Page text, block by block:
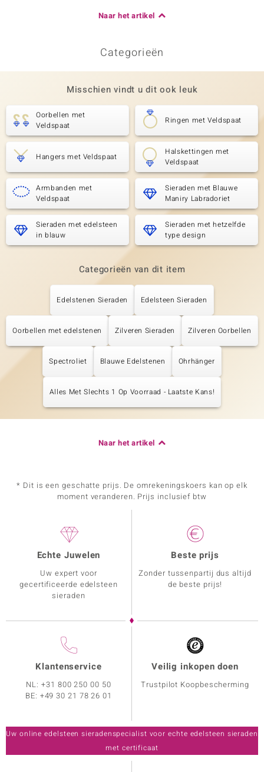
Naar het artikel
Categorieën
Misschien vindt u dit ook leuk
Oorbellen met
Veldspaat
Ringen met Veldspaat
Hangers met Veldspaat
Halskettingen met
Veldspaat
Armbanden met
Veldspaat
Sieraden met Blauwe
Maniry Labradoriet
Sieraden met edelsteen
in blauw
Sieraden met hetzelfde
type design
Categorieën van dit item
Edelstenen Sieraden Edelsteen Sieraden
Oorbellen met edelstenen Zilveren Sieraden Zilveren Oorbellen
Spectroliet Blauwe Edelstenen Ohrhänger
Alles Met Slechts 1 Op Voorraad - Laatste Kans!
Naar het artikel
* Dit is een geschatte prijs. De omrekeningskoers kan op elk
moment veranderen. Prijs inclusief btw
Echte Juwelen
Uw expert voor
gecertificeerde edelsteen
sieraden
Beste prijs
Zonder tussenpartij dus altijd
de beste prijs!
Klantenservice
NL:+31 800 250 00 50
BE: +49 30 21 78 26 01
Veilig inkopen doen
Trustpilot Koopbescherming
Uw online edelsteen sieradenspecialist voor echte edelsteen sieraden
met certificaat